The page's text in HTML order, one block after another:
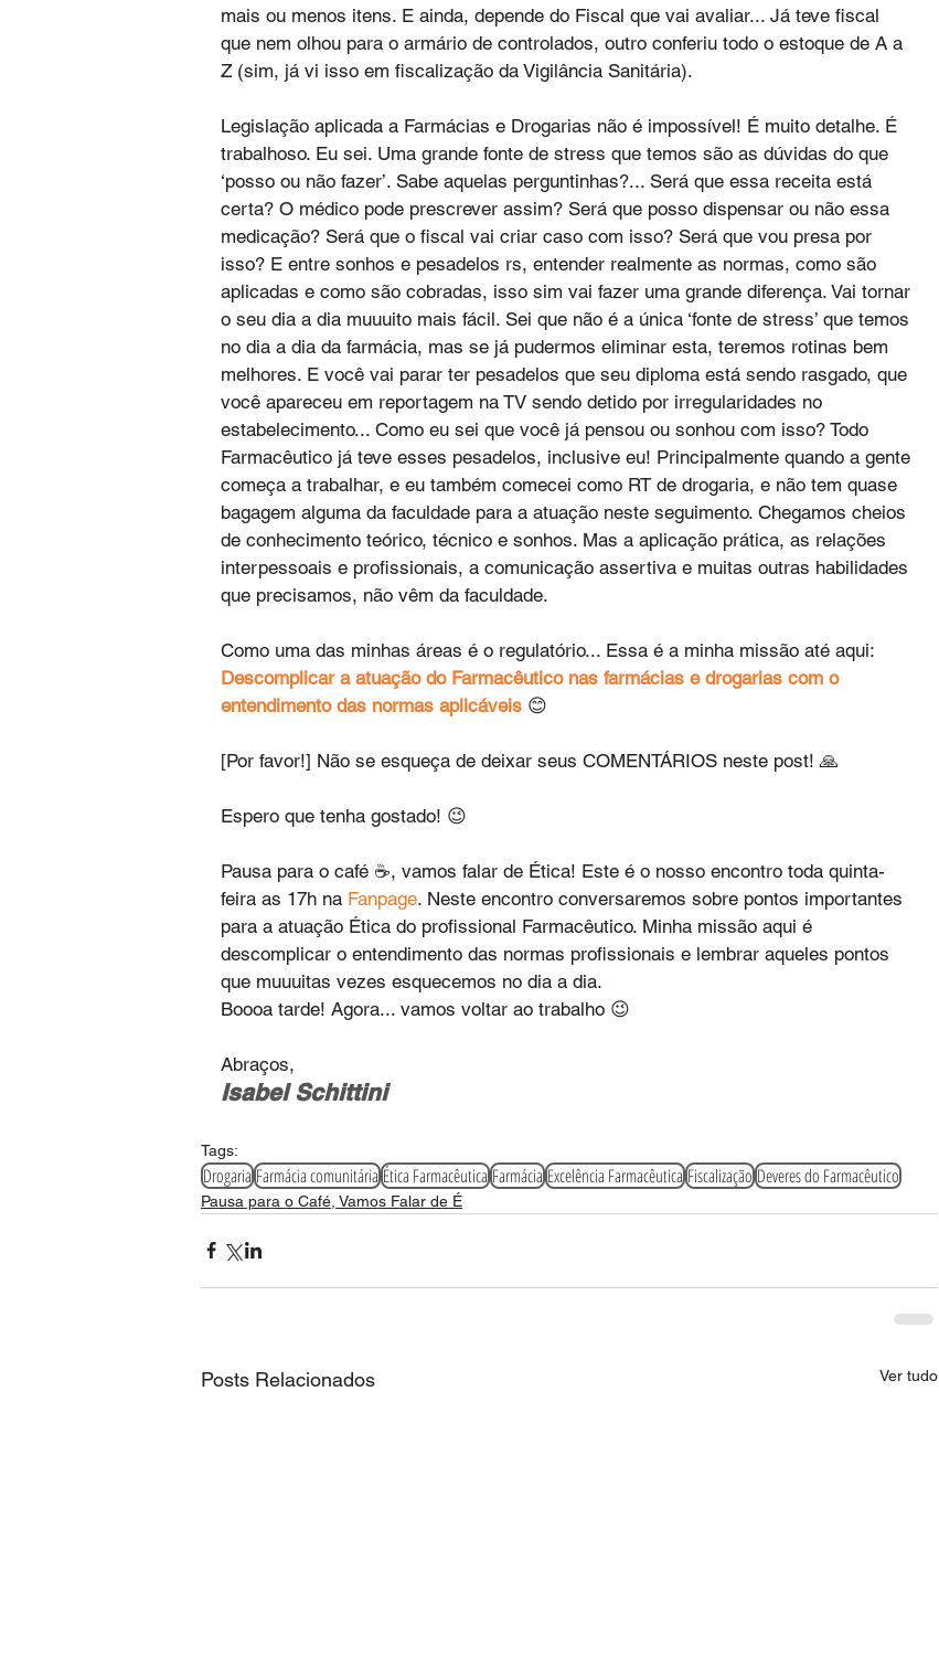
mais ou menos itens. E ainda, depende do Fiscal que vai avaliar... Já teve fiscal
que nem olhou para o armário de controlados, outro conferiu todo o estoque de A a
Z (sim, já vi isso em fiscalização da Vigilância Sanitária).
Legislação aplicada a Farmácias e Drogarias não é impossível! É muito detalhe. É
trabalhoso. Eu sei. Uma grande fonte de stress que temos são as dúvidas do que
‘posso ou não fazer’. Sabe aquelas perguntinhas?... Será que essa receita está
certa? O médico pode prescrever assim? Será que posso dispensar ou não essa
medicação? Será que o fiscal vai criar caso com isso? Será que vou presa por
isso? E entre sonhos e pesadelos rs, entender realmente as normas, como são
aplicadas e como são cobradas, isso sim vai fazer uma grande diferença. Vai tornar
o seu dia a dia muuuito mais fácil. Sei que não é a única ‘fonte de stress’ que temos
no dia a dia da farmácia, mas se já pudermos eliminar esta, teremos rotinas bem
melhores. E você vai parar ter pesadelos que seu diploma está sendo rasgado, que
você apareceu em reportagem na TV sendo detido por irregularidades no
estabelecimento... Como eu sei que você já pensou ou sonhou com isso? Todo
Farmacêutico já teve esses pesadelos, inclusive eu! Principalmente quando a gente
começa a trabalhar, e eu também comecei como RT de drogaria, e não tem quase
bagagem alguma da faculdade para a atuação neste seguimento. Chegamos cheios
de conhecimento teórico, técnico e sonhos. Mas a aplicação prática, as relações
interpessoais e profissionais, a comunicação assertiva e muitas outras habilidades
que precisamos, não vêm da faculdade.
Como uma das minhas áreas é o regulatório... Essa é a minha missão até aqui:
Descomplicar a atuação do Farmacêutico nas farmácias e drogarias com o
entendimento das normas aplicáveis 😊
[Por favor!] Não se esqueça de deixar seus COMENTÁRIOS neste post! 🙏
Espero que tenha gostado! 😉
Pausa para o café ☕, vamos falar de Ética! Este é o nosso encontro toda quinta-
feira as 17h na Fanpage. Neste encontro conversaremos sobre pontos importantes
para a atuação Ética do profissional Farmacêutico. Minha missão aqui é
descomplicar o entendimento das normas profissionais e lembrar aqueles pontos
que muuuitas vezes esquecemos no dia a dia.
Boooa tarde! Agora... vamos voltar ao trabalho 😉
Abraços,
Isabel Schittini‬
Tags:
DrogariaFarmácia comunitáriaÉtica FarmacêuticaFarmáciaExcelência FarmacêuticaFiscalizaçãoDeveres do Farmacêutico
Pausa para o Café, Vamos Falar de É
Posts Relacionados Ver tudo